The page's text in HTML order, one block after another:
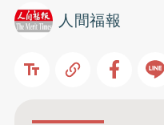
人間福報